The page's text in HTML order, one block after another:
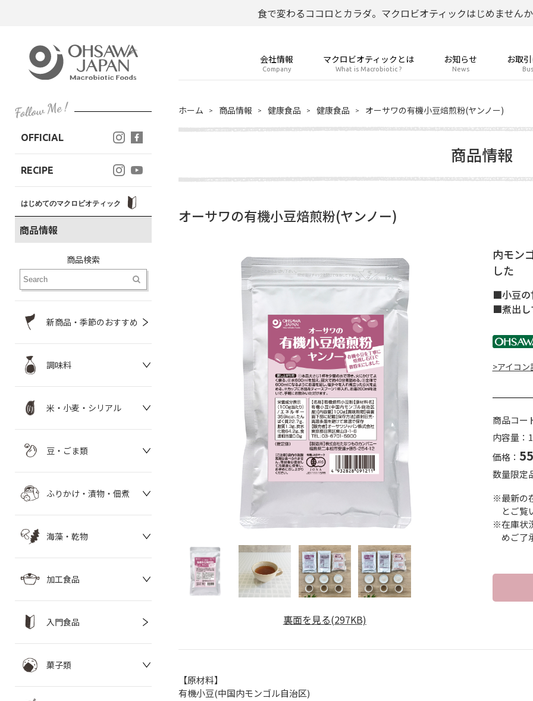
食で変わるココロとカラダ。マクロビオティックはじめません
会社情報
Company
マクロビオティックとは
What is Macrobiotic ?
お知らせ
News
お取
OFFICIAL
RECIPE
はじめてのマクロビオティック
商品情報
商品検索
新商品・季節のおすすめ
調味料
米・小麦・シリアル
豆・ごま類
ふりかけ・漬物・佃煮
海藻・乾物
加工食品
入門食品
菓子類
ホーム 商品情報 健康食品 健康食品 オーサワの有機小豆焙煎粉(ヤンノー)
商品情報
オーサワの有機小豆焙煎粉(ヤンノー)
裏面を見る(297KB)
内モン
した
■小豆の
■煮出し
>アイコン
商品コー
内容量：
価格：
数量限定
※最新の
とご覧
※在庫状
めご了
【原材料】
有機小豆(中国内モンゴル自治区)